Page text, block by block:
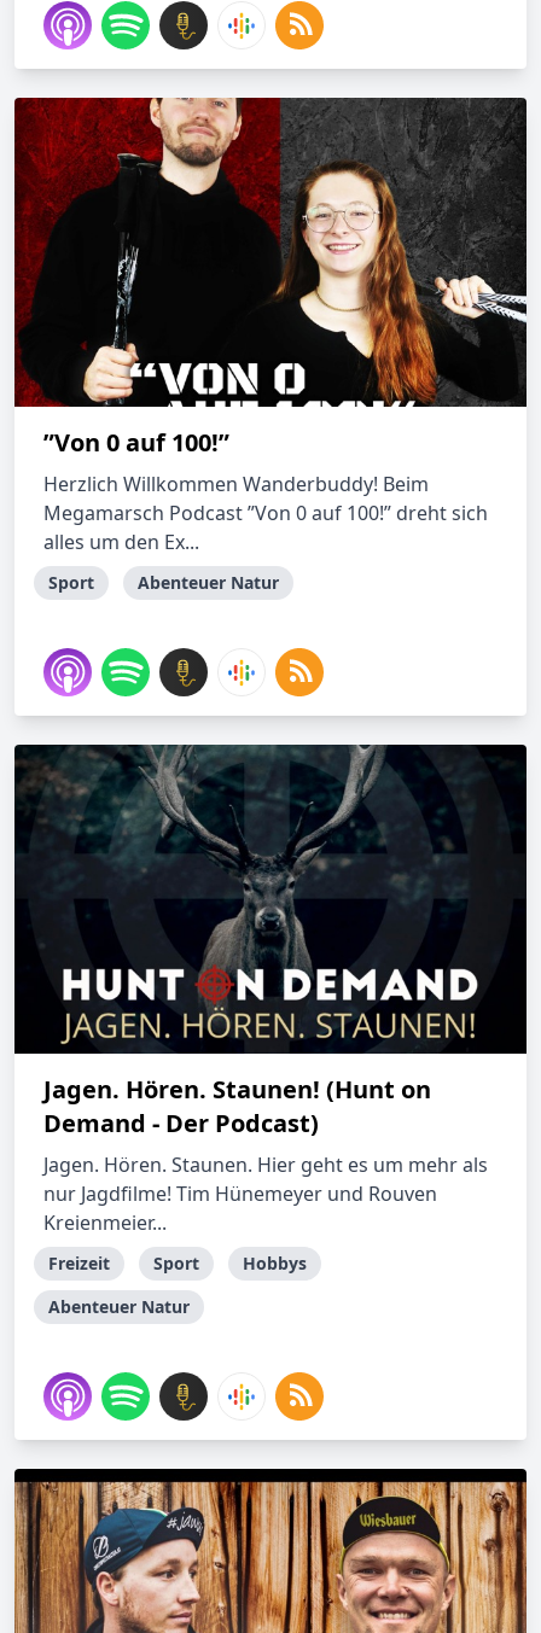
”Von 0 auf 100!”
Herzlich Willkommen Wanderbuddy! Beim
Megamarsch Podcast ”Von 0 auf 100!” dreht sich
alles um den Ex...
Sport Abenteuer Natur
Jagen. Hören. Staunen! (Hunt on
Demand - Der Podcast)
Jagen. Hören. Staunen. Hier geht es um mehr als
nur Jagdfilme! Tim Hünemeyer und Rouven
Kreienmeier...
Freizeit Sport
Hobbys
Abenteuer Natur